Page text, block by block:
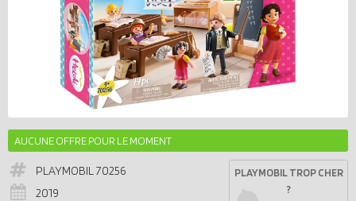
AUCUNE OFFRE POUR LE MOMENT
PLAYMOBIL70256
2019
PLAYMOBIL TROP CHER
?